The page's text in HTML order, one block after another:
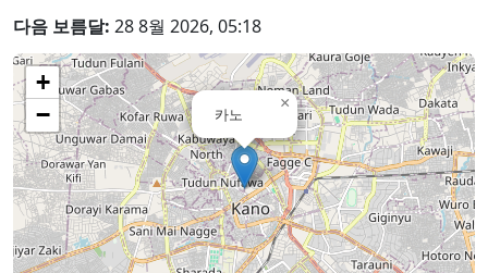
다음 보름달: 28 8월 2026, 05:18
카노
×
+
−